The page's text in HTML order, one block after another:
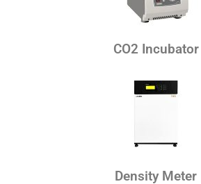
CO2 Incubator
Density Meter